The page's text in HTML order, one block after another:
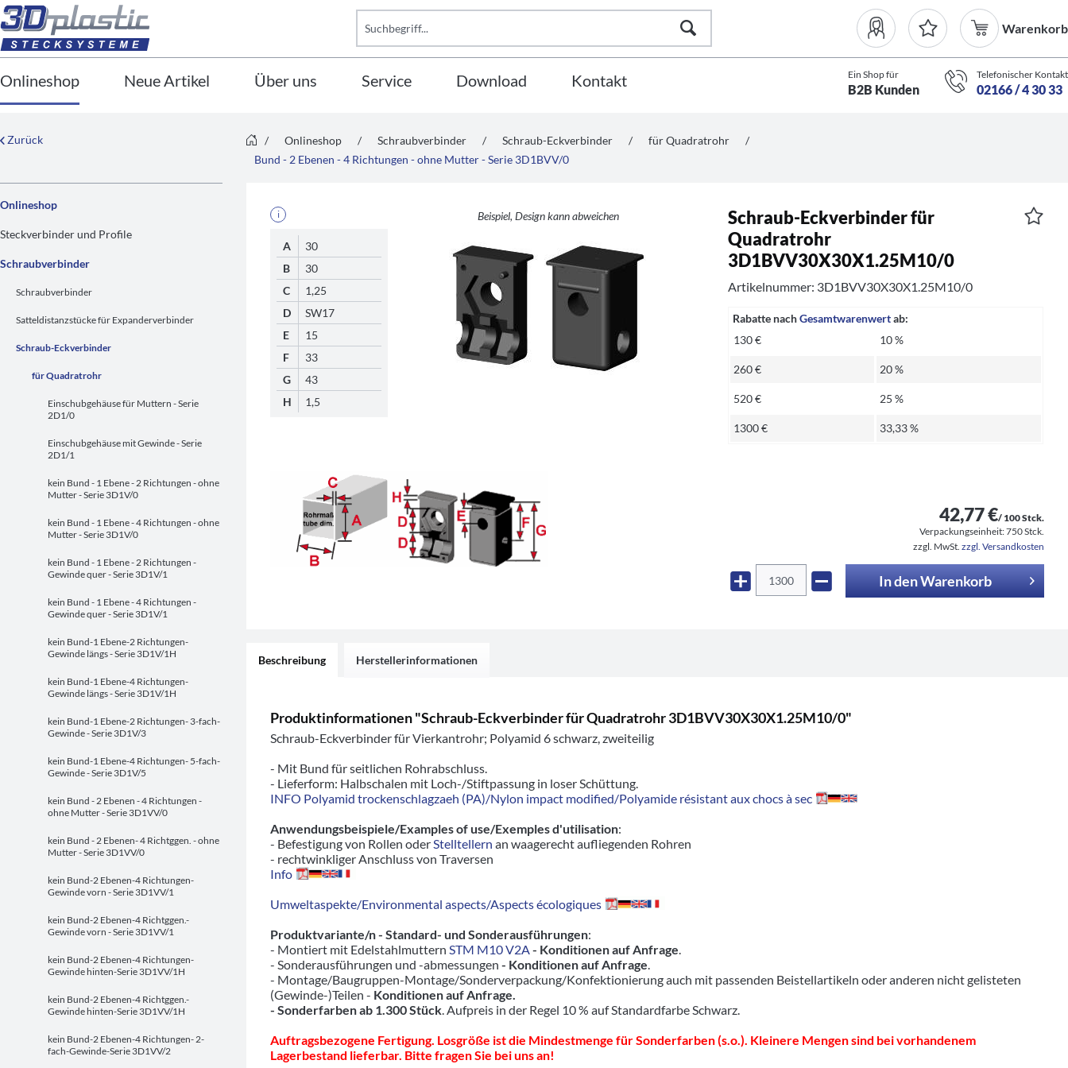
Warenkorb
Onlineshop Neue Artikel Über uns Service Download Kontakt Ein Shop für
B2B Kunden
Telefonischer Kontakt
02166 / 4 30 33
Zurück / Onlineshop / Schraubverbinder / Schraub-Eckverbinder / für Quadratrohr
/
Bund - 2 Ebenen - 4 Richtungen - ohne Mutter - Serie 3D1BVV/0
Onlineshop
Steckverbinder und Profile
Schraubverbinder
Schraubverbinder
Satteldistanzstücke für Expanderverbinder
Schraub-Eckverbinder
für Quadratrohr
Einschubgehäuse für Muttern - Serie
2D1/0
Einschubgehäuse mit Gewinde - Serie
2D1/1
kein Bund - 1 Ebene - 2 Richtungen - ohne
Mutter - Serie 3D1V/0
kein Bund - 1 Ebene - 4 Richtungen - ohne
Mutter - Serie 3D1V/0
kein Bund - 1 Ebene - 2 Richtungen -
Gewinde quer - Serie 3D1V/1
kein Bund - 1 Ebene - 4 Richtungen -
Gewinde quer - Serie 3D1V/1
kein Bund-1 Ebene-2 Richtungen-
Gewinde längs - Serie 3D1V/1H
kein Bund-1 Ebene-4 Richtungen-
Gewinde längs - Serie 3D1V/1H
kein Bund-1 Ebene-2 Richtungen- 3-fach-
Gewinde - Serie 3D1V/3
kein Bund-1 Ebene-4 Richtungen- 5-fach-
Gewinde - Serie 3D1V/5
kein Bund - 2 Ebenen - 4 Richtungen -
ohne Mutter - Serie 3D1VV/0
kein Bund - 2 Ebenen- 4 Richtggen. - ohne
Mutter - Serie 3D1VV/0
kein Bund-2 Ebenen-4 Richtungen-
Gewinde vorn - Serie 3D1VV/1
kein Bund-2 Ebenen-4 Richtggen.-
Gewinde vorn - Serie 3D1VV/1
kein Bund-2 Ebenen-4 Richtungen-
Gewinde hinten-Serie 3D1VV/1H
kein Bund-2 Ebenen-4 Richtggen.-
Gewinde hinten-Serie 3D1VV/1H
kein Bund-2 Ebenen-4 Richtungen- 2-
fach-Gewinde-Serie 3D1VV/2
i
A
30
B
30
C
1,25
D
SW17
E
15
F
33
G
43
H
1,5
Beispiel, Design kann abweichen
Schraub-Eckverbinder für
Quadratrohr
3D1BVV30X30X1.25M10/0
Artikelnummer: 3D1BVV30X30X1.25M10/0
Rabatte nachGesamtwarenwertab:
130 €
10 %
260 € 20 %
520 € 25 %
1300 € 33,33 %
42,77 €/ 100 Stck.
Verpackungseinheit:750 Stck.
zzgl. MwSt. zzgl. Versandkosten
In denWarenkorb
Beschreibung Herstellerinformationen
Produktinformationen "Schraub-Eckverbinder für Quadratrohr 3D1BVV30X30X1.25M10/0"
Schraub-Eckverbinder für Vierkantrohr; Polyamid 6 schwarz, zweiteilig
- Mit Bund für seitlichen Rohrabschluss.
- Lieferform: Halbschalen mit Loch-/Stiftpassung in loser Schüttung.
INFO Polyamid trockenschlagzaeh (PA)/Nylon impact modified/Polyamide résistant aux chocs à sec
Anwendungsbeispiele/Examples of use/Exemples d'utilisation:
- Befestigung von Rollen oderStelltellern an waagerecht aufliegenden Rohren
- rechtwinkliger Anschluss von Traversen
Info
Umweltaspekte/Environmental aspects/Aspects écologiques
Produktvariante/n - Standard- und Sonderausführungen:
- Montiert mit Edelstahlmuttern STM M10 V2A- Konditionen auf Anfrage.
- Sonderausführungen und -abmessungen - Konditionen auf Anfrage.
- Montage/Baugruppen-Montage/Sonderverpackung/Konfektionierung auch mit passenden Beistellartikeln oder anderen nicht gelisteten
(Gewinde-)Teilen - Konditionen auf Anfrage.
- Sonderfarben ab 1.300 Stück. Aufpreis in der Regel 10 % auf Standardfarbe Schwarz.
Auftragsbezogene Fertigung. Losgröße ist die Mindestmenge für Sonderfarben (s.o.). Kleinere Mengen sind bei vorhandenem
Lagerbestand lieferbar. Bitte fragen Sie bei uns an!